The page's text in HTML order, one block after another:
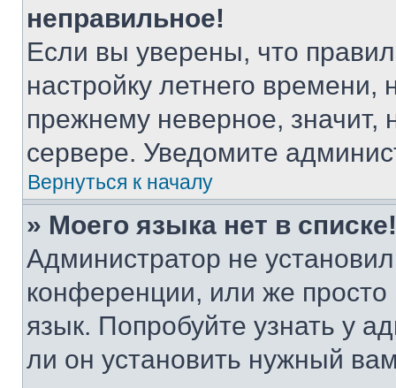
неправильное!
Если вы уверены, что
настройку летнего
прежнему неверное, значит,
сервере. Уведомите
Вернуться к началу
» Моего языка нет в списке!
Администратор не
конференции, или же
язык. Попробуйте узнать у
ли он установить нужный